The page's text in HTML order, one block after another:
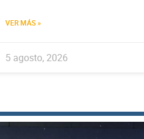
VER MÁS »
5 agosto, 2026